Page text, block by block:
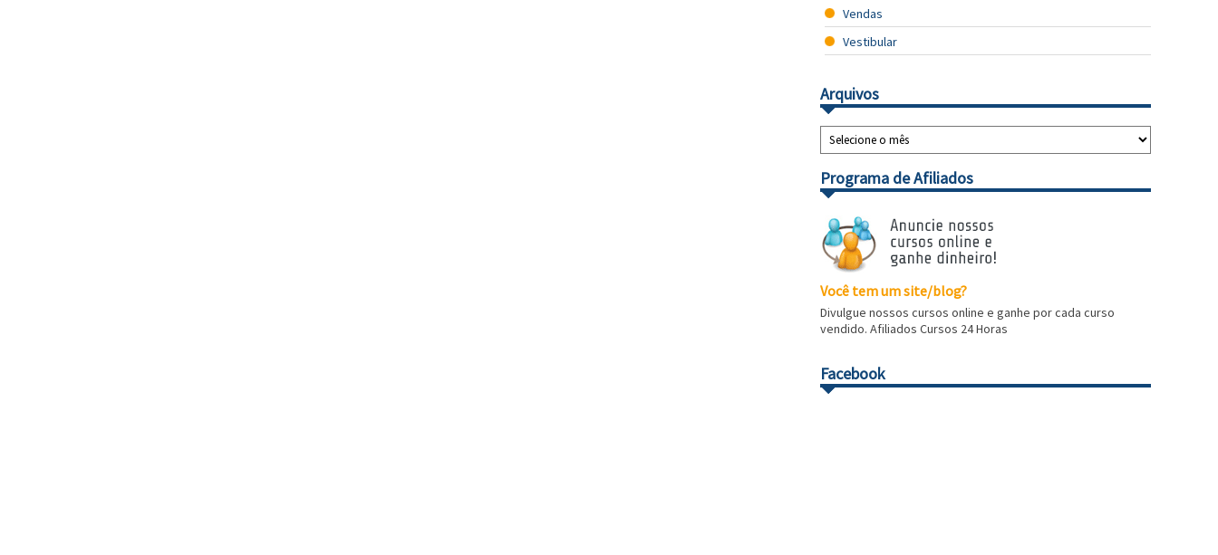
Vendas
Vestibular
Arquivos
Programa de Afiliados
Você tem um site/blog?
Divulgue nossos cursos online e ganhe por cada curso
vendido. Afiliados Cursos 24 Horas
Facebook